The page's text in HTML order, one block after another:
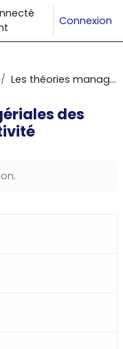
Connexion
Les théories managériales des organisations - Activité
des